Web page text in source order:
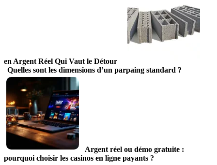
en Argent Réel Qui Vaut le Détour
Quelles sont les dimensions d’un parpaing standard ?
Argent réel ou démo gratuite :
pourquoi choisir les casinos en ligne payants ?